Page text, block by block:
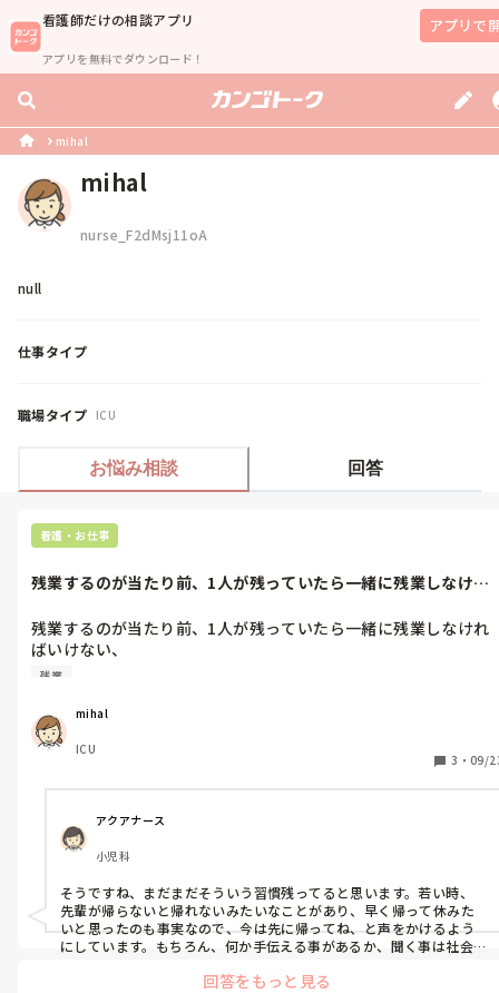
看護師だけの相談アプリ
アプリを無料でダウンロード！
アプリで
mihal
mihal
nurse_F2dMsj11oA
null
仕事タイプ
職場タイプ ICU
お悩み相談 回答
看護・お仕事
残業するのが当たり前、1人が残っていたら一緒に残業しなけれ
残業するのが当たり前、1人が残っていたら一緒に残業しなけれ
ばいけない、
みたいなちょっと昔の風習、看護の場ってありませんか?
こっちは家のことがあるから、時間内に終わるように全部調整し
て気を使ってるのに、結局終わり際びグダグダすることがあり、
本当に困ります。
残業
mihal
ICU
3 ・ 09/
アクアナース
小児科
そうですね、まだまだそういう習慣残ってると思います。若い時、
先輩が帰らないと帰れないみたいなことがあり、早く帰って休みた
いと思ったのも事実なので、今は先に帰ってね、と声をかけるよう
にしています。もちろん、何か手伝える事があるか、聞く事は社会人
回答をもっと見る